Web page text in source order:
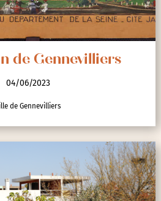
de Gennevilliers
04/06/2023
de Gennevilliers